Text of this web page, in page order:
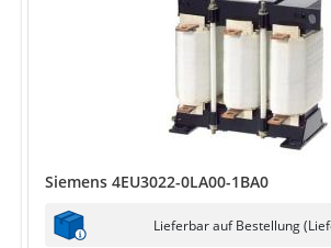
Siemens 4EU3022-0LA00-1BA0
Lieferbar auf Bestellung